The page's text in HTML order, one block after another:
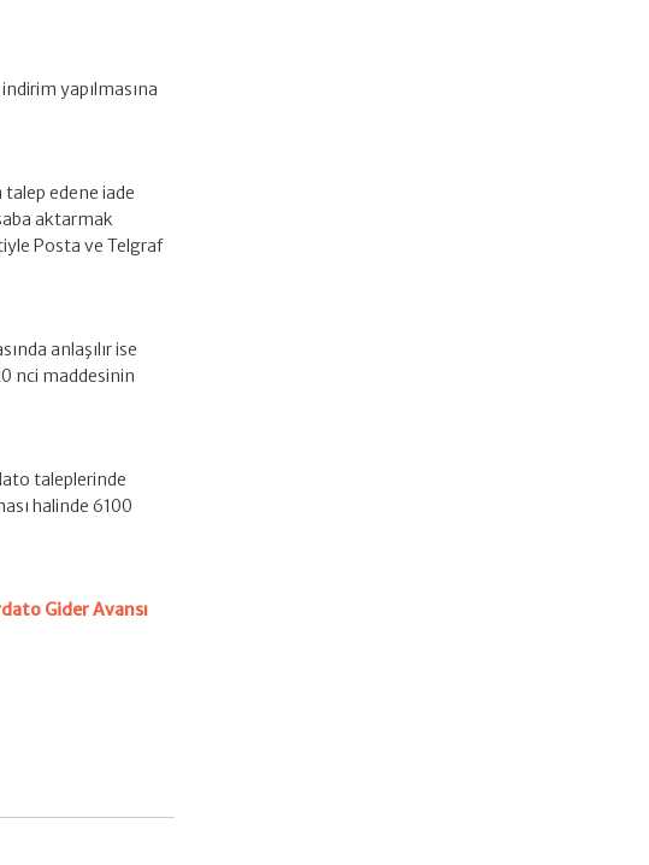
yapılmasına
talep edene iade
aktarmak
Posta ve Telgraf
anlaşılır ise
nci maddesinin
taleplerinde
halinde 6100
Gider Avansı